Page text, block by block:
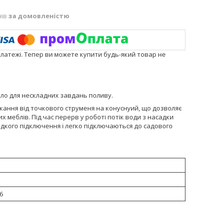
за домовленістю
Тепер ви можете купити будь-який товар не
для нескладних завдань поливу.
від точкового струменя на конуснуий, що дозволяє
Під час перерв у роботі потік води з насадки
підключення і легко підключаються до садового